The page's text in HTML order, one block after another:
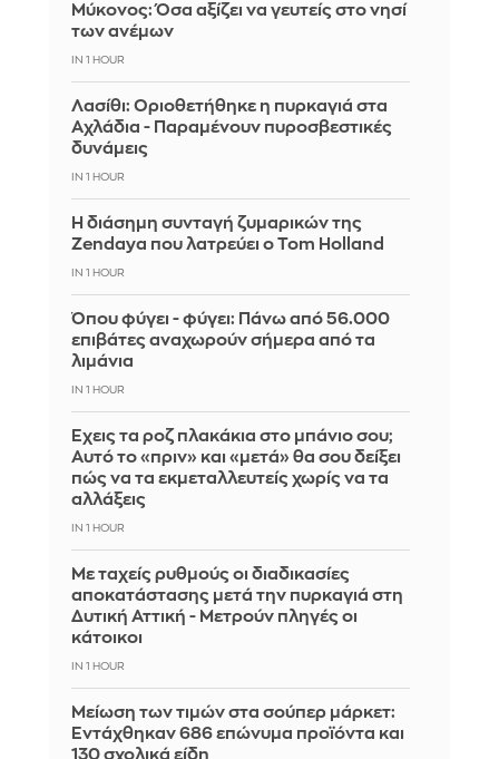
Μύκονος: Όσα αξίζει να γευτείς στο νησί
των ανέμων
IN 1 HOUR
Λασίθι: Οριοθετήθηκε η πυρκαγιά στα
Αχλάδια - Παραμένουν πυροσβεστικές
δυνάμεις
IN 1 HOUR
Η διάσημη συνταγή ζυμαρικών της
Zendaya που λατρεύει ο Tom Holland
IN 1 HOUR
Όπου φύγει - φύγει: Πάνω από 56.000
επιβάτες αναχωρούν σήμερα από τα
λιμάνια
IN 1 HOUR
Έχεις τα ροζ πλακάκια στο μπάνιο σου;
Αυτό το «πριν» και «μετά» θα σου δείξει
πώς να τα εκμεταλλευτείς χωρίς να τα
αλλάξεις
IN 1 HOUR
Με ταχείς ρυθμούς οι διαδικασίες
αποκατάστασης μετά την πυρκαγιά στη
Δυτική Αττική - Μετρούν πληγές οι
κάτοικοι
IN 1 HOUR
Μείωση των τιμών στα σούπερ μάρκετ:
Εντάχθηκαν 686 επώνυμα προϊόντα και
130 σχολικά είδη